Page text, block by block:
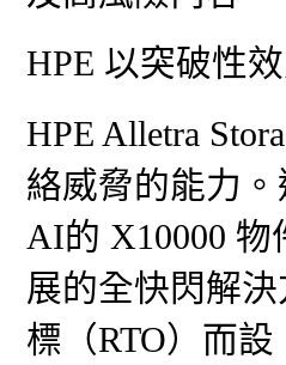
HPE 以突破性
HPE Alletra
絡威脅的能力
AI的 X10000
展的全快閃解
標（RTO）而